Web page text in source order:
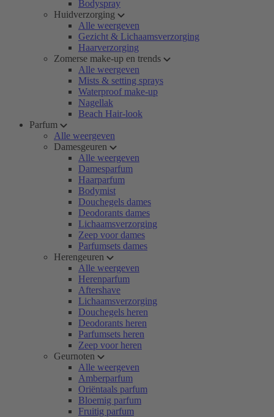
Bodyspray
Huidverzorging
Alle weergeven
Gezicht & Lichaamsverzorging
Haarverzorging
Zomerse make-up en trends
Alle weergeven
Mists & setting sprays
Waterproof make-up
Nagellak
Beach Hair-look
Parfum
Alle weergeven
Damesgeuren
Alle weergeven
Damesparfum
Haarparfum
Bodymist
Douchegels dames
Deodorants dames
Lichaamsverzorging
Zeep voor dames
Parfumsets dames
Herengeuren
Alle weergeven
Herenparfum
Aftershave
Lichaamsverzorging
Douchegels heren
Deodorants heren
Parfumsets heren
Zeep voor heren
Geurnoten
Alle weergeven
Amberparfum
Oriëntaals parfum
Bloemig parfum
Fruitig parfum